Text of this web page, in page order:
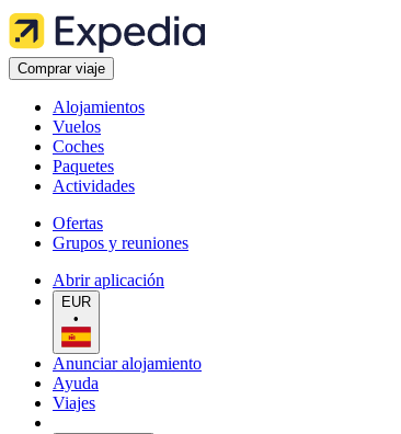
Comprar viaje
Alojamientos
Vuelos
Coches
Paquetes
Actividades
Ofertas
Grupos y reuniones
Abrir aplicación
EUR
•
Anunciar alojamiento
Ayuda
Viajes